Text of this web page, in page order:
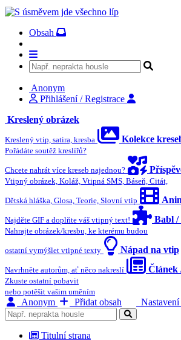
Obsah
Anonym
Přihlášení / Registrace
Kreslený obrázek
Kreslený vtip, satira, kresba Kolekce
Pořádáte soutěž kreslířů?
Chcete nahrát více kreseb najednou?
Vtipný obrázek, Koláž, Vtipná SMS, Báseň, Citát,
Dětská hláška, Glosa, Teorie, Slovní vtip
Najděte GIF a doplňte váš vtipný text! Babl /
Nahrajte obrázek/kresbu, ke kterému budou
ostatní vymýšlet vtipné texty Nápad na vtip
Navrhněte autorům, ať něco nakreslí Článek
Zkuste ostatní pobavit
nebo potěšit vašim uměním
Anonym Přidat obsah Nastavení
Titulní strana